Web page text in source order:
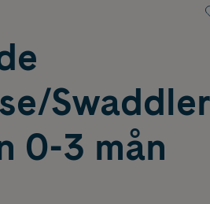
Swaddler
0-3 mån